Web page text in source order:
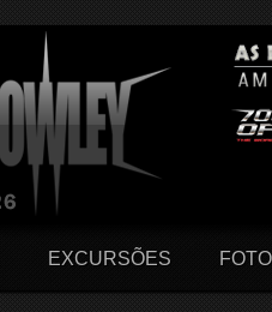
EXCURSÕES